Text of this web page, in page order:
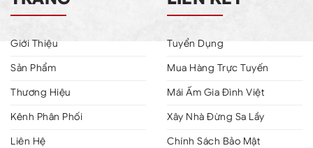
Giới Thiệu
Sản Phẩm
Thương Hiệu
Kênh Phân Phối
Liên Hệ
Tuyển Dụng
Mua Hàng Trực Tuyến
Mái Ấm Gia Đình Việt
Xây Nhà Đừng Sa Lầy
Chính Sách Bảo Mật